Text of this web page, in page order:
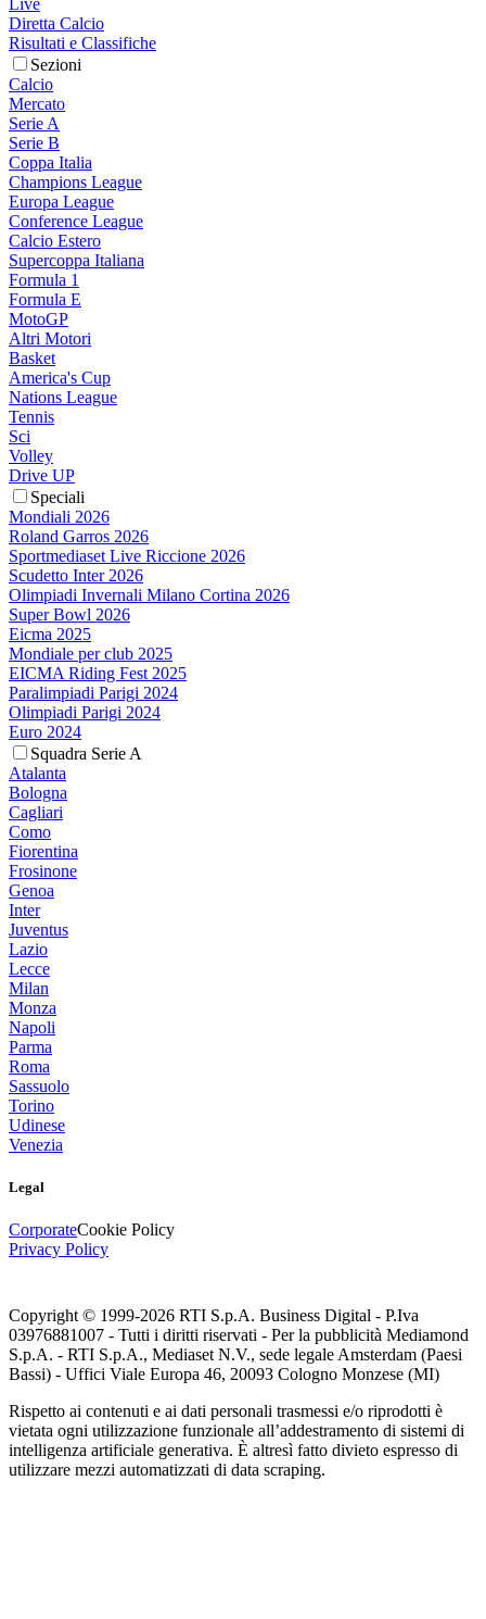
Diretta Calcio
Risultati e Classifiche
Sezioni
Calcio
Mercato
Serie A
Serie B
Coppa Italia
Champions League
Europa League
Conference League
Calcio Estero
Supercoppa Italiana
Formula 1
Formula E
MotoGP
Altri Motori
Basket
America's Cup
Nations League
Tennis
Sci
Volley
Drive UP
Speciali
Mondiali 2026
Roland Garros 2026
Sportmediaset Live Riccione 2026
Scudetto Inter 2026
Olimpiadi Invernali Milano Cortina 2026
Super Bowl 2026
Eicma 2025
Mondiale per club 2025
EICMA Riding Fest 2025
Paralimpiadi Parigi 2024
Olimpiadi Parigi 2024
Euro 2024
Squadra Serie A
Atalanta
Bologna
Cagliari
Como
Fiorentina
Frosinone
Genoa
Inter
Juventus
Lazio
Lecce
Milan
Monza
Napoli
Parma
Roma
Sassuolo
Torino
Udinese
Venezia
Legal
CorporateCookie Policy
Privacy Policy
Copyright © 1999-2026 RTI S.p.A. Business Digital - P.Iva
03976881007 - Tutti i diritti riservati - Per la pubblicità Mediamond
S.p.A. - RTI S.p.A., Mediaset N.V., sede legale Amsterdam (Paesi
Bassi) - Uffici Viale Europa 46, 20093 Cologno Monzese (MI)
Rispetto ai contenuti e ai dati personali trasmessi e/o riprodotti è
vietata ogni utilizzazione funzionale all’addestramento di sistemi di
intelligenza artificiale generativa. È altresì fatto divieto espresso di
utilizzare mezzi automatizzati di data scraping.